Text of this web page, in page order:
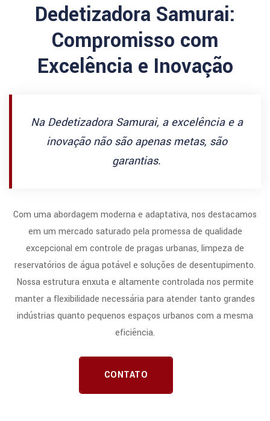
Dedetizadora Samurai:
Compromisso com
Excelência e Inovação
Na Dedetizadora Samurai, a excelência e a
inovação não são apenas metas, são
garantias.
Com uma abordagem moderna e adaptativa, nos destacamos
em um mercado saturado pela promessa de qualidade
excepcional em controle de pragas urbanas, limpeza de
reservatórios de água potável e soluções de desentupimento.
Nossa estrutura enxuta e altamente controlada nos permite
manter a flexibilidade necessária para atender tanto grandes
indústrias quanto pequenos espaços urbanos com a mesma
eficiência.
CONTATO